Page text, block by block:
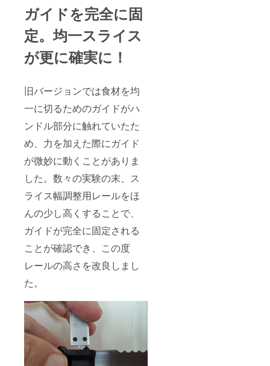
ガイドを完全に固
定。均一スライス
が更に確実に！
旧バージョンでは食材を均
一に切るためのガイドがハ
ンドル部分に触れていたた
め、力を加えた際にガイド
が微妙に動くことがありま
した。数々の実験の末、ス
ライス幅調整用レールをほ
んの少し高くすることで、
ガイドが完全に固定される
ことが確認でき、この度
レールの高さを改良しまし
た。